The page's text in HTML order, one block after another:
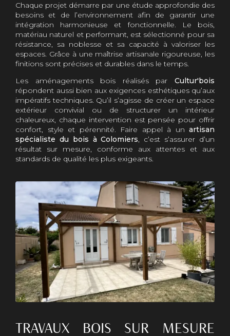
Chaque projet démarre par une étude approfondie des
besoins et de l’environnement afin de garantir une
intégration harmonieuse et fonctionnelle. Le bois,
matériau naturel et performant, est sélectionné pour sa
résistance, sa noblesse et sa capacité à valoriser les
espaces. Grâce à une maîtrise artisanale rigoureuse, les
finitions sont précises et durables dans le temps.
Les aménagements bois réalisés par Cultur'bois
répondent aussi bien aux exigences esthétiques qu’aux
impératifs techniques. Qu’il s’agisse de créer un espace
extérieur convivial ou de structurer un intérieur
chaleureux, chaque intervention est pensée pour offrir
confort, style et pérennité. Faire appel à un artisan
spécialiste du bois à Colomiers, c’est s’assurer d’un
résultat sur mesure, conforme aux attentes et aux
standards de qualité les plus exigeants.
TRAVAUX BOIS SUR MESURE